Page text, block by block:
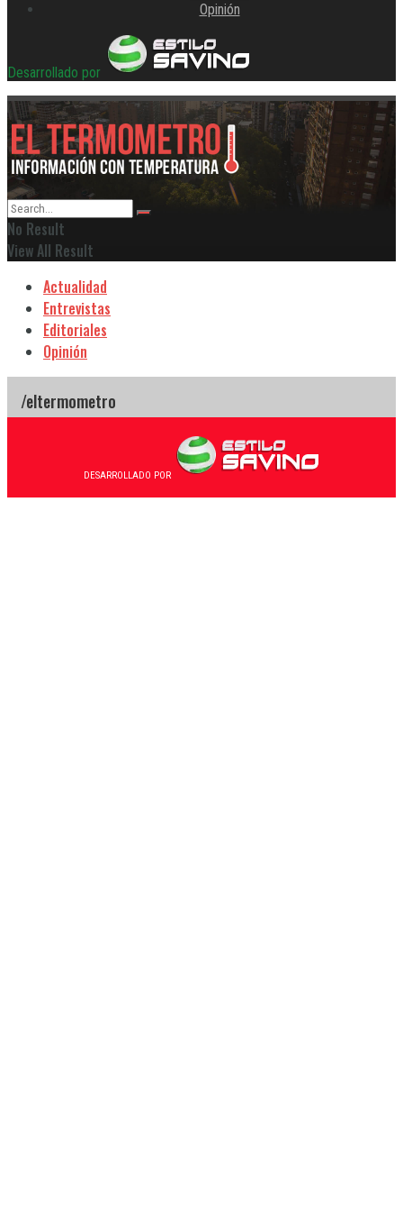
Opinión
Desarrollado por
No Result
View All Result
Actualidad
Entrevistas
Editoriales
Opinión
DESARROLLADO POR